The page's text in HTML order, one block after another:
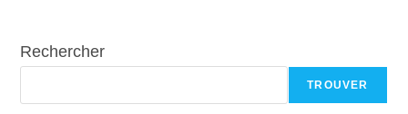
Rechercher
TROUVER